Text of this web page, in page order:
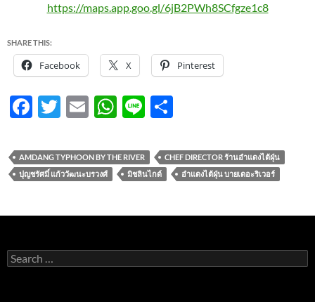
https://maps.app.goo.gl/6jB2PWh8SCfgze1c8
SHARE THIS:
Facebook X Pinterest
F
e
b
o
T
itt
er
E
ail
W
at
s
p
Li
e ar
e
AMDANG TYPHOON BY THE RIVER
CHEF DIRECTOR ร้านอำแดงไต้ฝุ่น
ปุญชรัศมิ์ แก้ววัฒนะบรวงศ์
มิชลินไกด์ อำแดงไต้ฝุ่น บายเดอะริเวอร์
Search
for: